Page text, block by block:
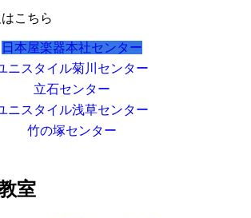
こちら
日本屋楽器本社センター
ニスタイル菊川センター
立石センター
ニスタイル浅草センター
竹の塚センター
室